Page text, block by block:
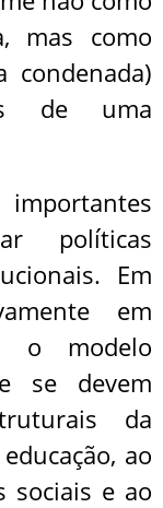
mas como
condenada)
de uma
políticas
Em
em
o modelo
se devem
da
ao
sociais e ao